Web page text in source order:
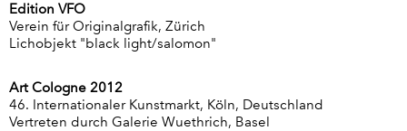
Edition VFO
Verein für Originalgrafik, Zürich
Lichobjekt "black light/salomon"
Art Cologne 2012
46. Internationaler Kunstmarkt, Köln, Deutschland
Vertreten durch Galerie Wuethrich, Basel